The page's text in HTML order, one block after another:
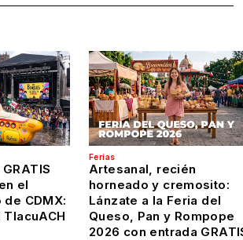
el
CDMX:
Ferias
Artesanal, recién
horneado y cremosito:
Lánzate a la Feria del
Queso, Pan y Rompope
2026 con entrada